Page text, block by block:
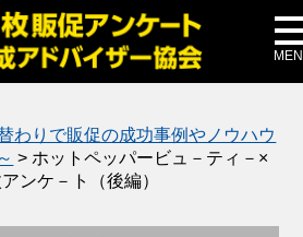
メディア掲載
公式ブログ
わりで販促の成功事例やノウハウ
> ホットペッパービュ－ティ－×
ンケ－ト（後編）